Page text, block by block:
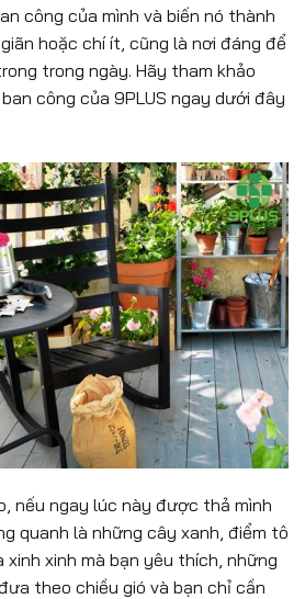
công của mình và biến nó thành
hoặc chí ít, cũng là nơi đáng để
trong ngày. Hãy tham khảo
công của 9PLUS ngay dưới đây
nếu ngay lúc này được thả mình
quanh là những cây xanh, điểm tô
xinh mà bạn yêu thích, những
theo chiều gió và bạn chỉ cần